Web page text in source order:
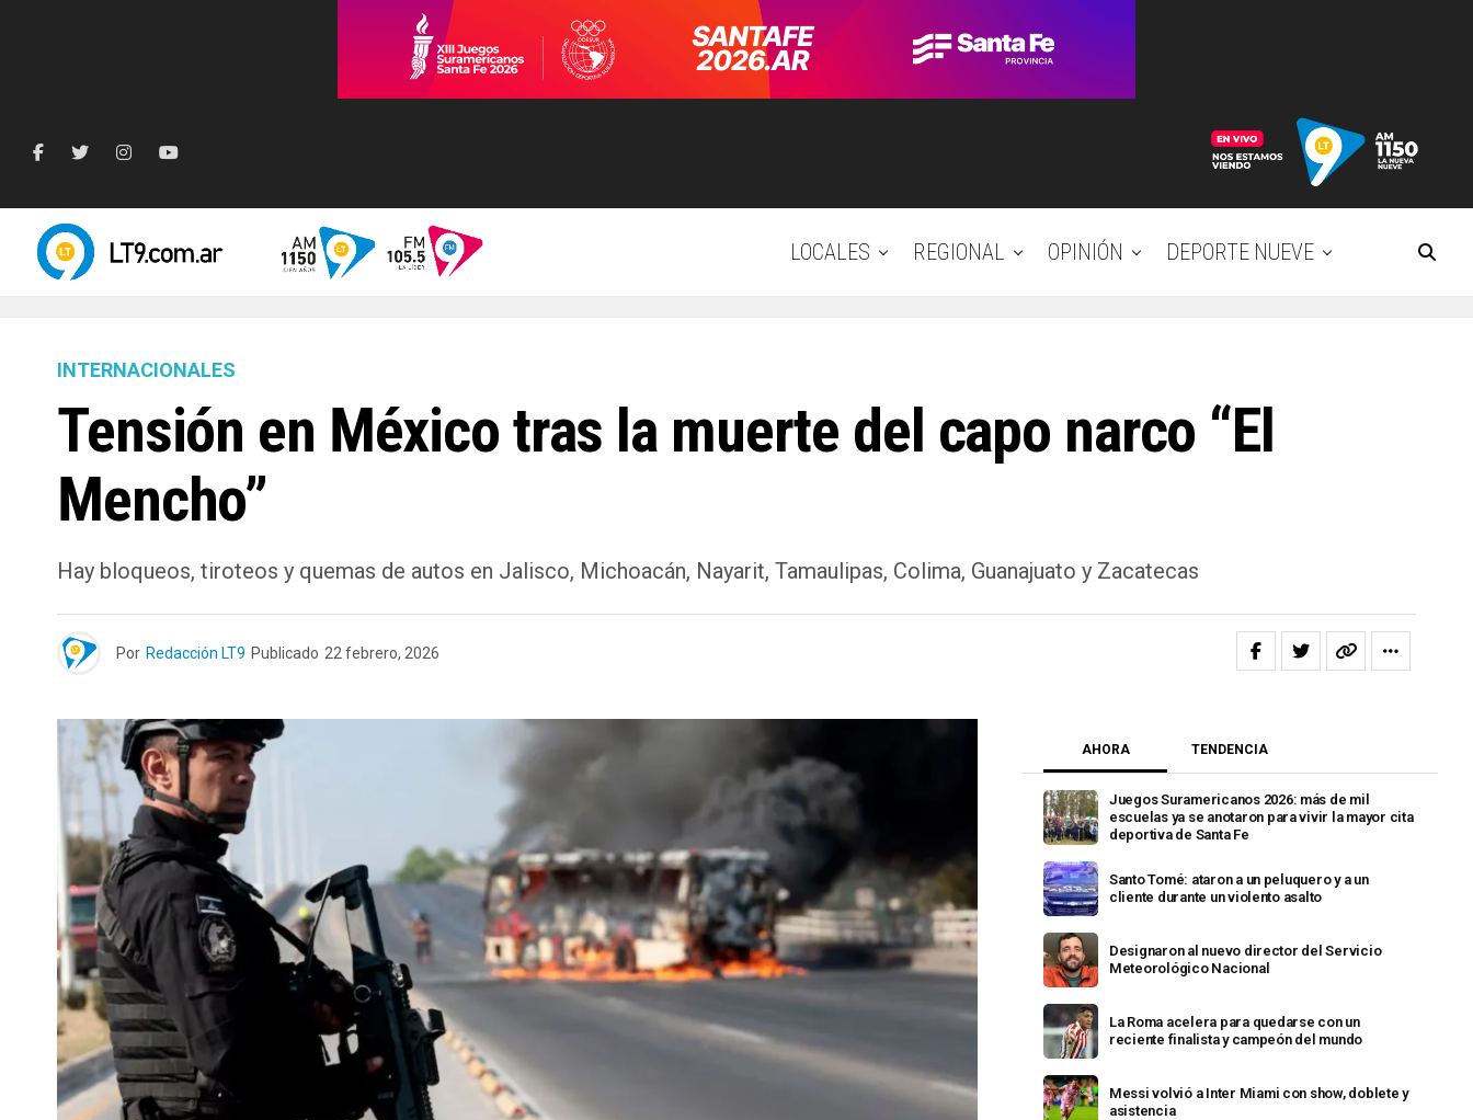
LOCALES REGIONAL OPINIÓN DEPORTE NUEVE
INTERNACIONALES
Tensión en México tras la muerte del capo narco “El
Mencho”
Hay bloqueos, tiroteos y quemas de autos en Jalisco, Michoacán, Nayarit, Tamaulipas, Colima, Guanajuato y Zacatecas
Por Redacción LT9 Publicado 22 febrero, 2026
AHORA TENDENCIA
Juegos Suramericanos 2026: más de mil
escuelas ya se anotaron para vivir la mayor cita
deportiva de Santa Fe
Santo Tomé: ataron a un peluquero y a un
cliente durante un violento asalto
Designaron al nuevo director del Servicio
Meteorológico Nacional
La Roma acelera para quedarse con un
reciente finalista y campeón del mundo
Messi volvió a Inter Miami con show, doblete y
asistencia